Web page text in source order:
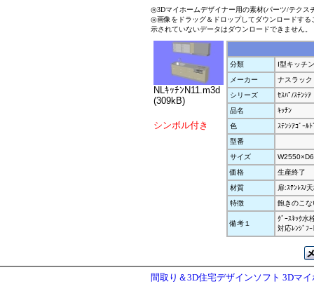
◎3Dマイホームデザイナー用の素材(パーツ/テクス
◎画像をドラッグ＆ドロップしてダウンロードす
示されていないデータはダウンロードできません。
NLｷｯﾁﾝN11.m3d
(309kB)
シンボル付き
分類
I型キッチン
メーカー
ナスラック
シリーズ
ｾｽﾊﾟ/ｽﾃﾝｼｱ
品名
ｷｯﾁﾝ
色
ｽﾃﾝｼｱｺﾞｰﾙﾄ
型番
サイズ
価格
生産終了
材質
扉:ｽﾃﾝﾚｽ/
特徴
飽きのこな
備考１
ｸﾞｰｽﾈｯｸ水
対応ﾚﾝｼﾞﾌｰ
間取り＆3D住宅デザインソフト 3Dマ